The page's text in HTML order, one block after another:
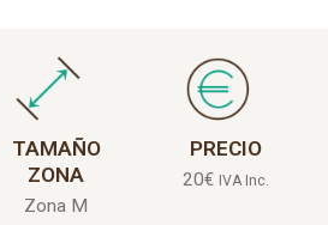
TAMAÑO
ZONA
Zona M
PRECIO
20€ IVA Inc.